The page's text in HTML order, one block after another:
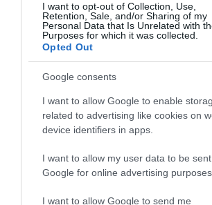
I want to opt-out of Collection, Use,
Retention, Sale, and/or Sharing of my
Personal Data that Is Unrelated with
Purposes for which it was collected.
Opted Out
Google consents
I want to allow Google to enable
related to advertising like cookies on
device identifiers in apps.
I want to allow my user data to be
Google for online advertising purposes.
I want to allow Google to send me